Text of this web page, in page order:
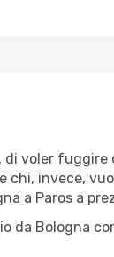
di voler
chi, invece,
a Paros a
Bologna